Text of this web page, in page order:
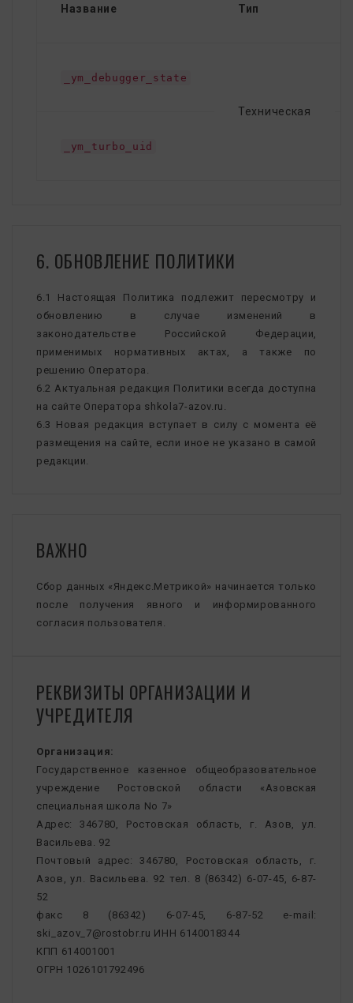
Название Тип
_ym_debugger_state
Техническая
_ym_turbo_uid
6. ОБНОВЛЕНИЕ ПОЛИТИКИ
6.1 Настоящая Политика подлежит пересмотру и
обновлению в случае изменений в
законодательстве Российской Федерации,
применимых нормативных актах, а также по
решению Оператора.
6.2 Актуальная редакция Политики всегда доступна
на сайте Оператора shkola7-azov.ru.
6.3 Новая редакция вступает в силу с момента её
размещения на сайте, если иное не указано в самой
редакции.
ВАЖНО
Сбор данных «Яндекс.Метрикой» начинается только
после получения явного и информированного
согласия пользователя.
РЕКВИЗИТЫ ОРГАНИЗАЦИИ И
УЧРЕДИТЕЛЯ
Организация:
Государственное казенное общеобразовательное
учреждение Ростовской области «Азовская
специальная школа No 7»
Адрес: 346780, Ростовская область, г. Азов, ул.
Васильева. 92
Почтовый адрес: 346780, Ростовская область, г.
Азов, ул. Васильева. 92 тел. 8 (86342) 6-07-45, 6-87-
52
факс 8 (86342) 6-07-45, 6-87-52 e-mail:
ski_azov_7@rostobr.ru ИНН 6140018344
КПП 614001001
ОГРН 1026101792496